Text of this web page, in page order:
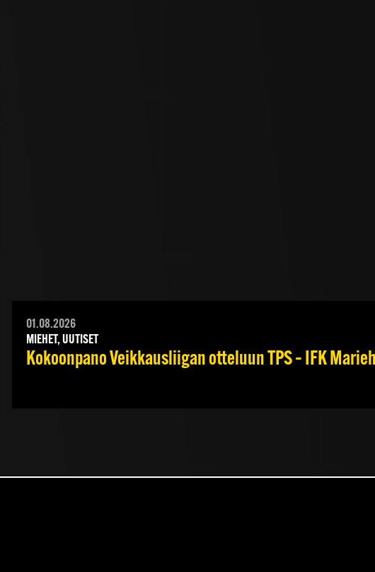
01.08.2026
MIEHET, UUTISET
Kokoonpano Veikkausliigan otteluun TPS – IFK